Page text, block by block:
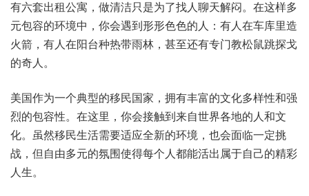
有六套出租公寓，做清洁只是为了找人聊天解闷。在这样多
元包容的环境中，你会遇到形形色色的人：有人在车库里造
火箭，有人在阳台种热带雨林，甚至还有专门教松鼠跳探戈
的奇人。
美国作为一个典型的移民国家，拥有丰富的文化多样性和强
烈的包容性。在这里，你会接触到来自世界各地的人和文
化。虽然移民生活需要适应全新的环境，也会面临一定挑
战，但自由多元的氛围使得每个人都能活出属于自己的精彩
人生。